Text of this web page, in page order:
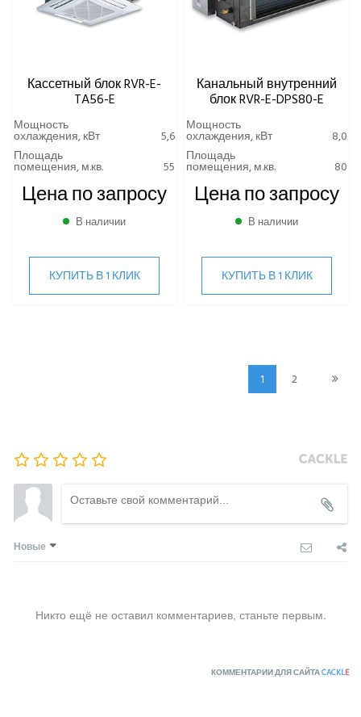
Кассетный блок RVR-E-
TA56-E
Мощность
охлаждения, кВт
5,6
Площадь
помещения, м.кв. 55
Цена по запросу
В наличии
КУПИТЬ В 1 КЛИК
Канальный внутренний
блок RVR-E-DPS80-E
Мощность
охлаждения, кВт
8,0
Площадь
помещения, м.кв. 80
Цена по запросу
В наличии
КУПИТЬ В 1 КЛИК
1 2
Новые
Никто ещё не оставил комментариев, станьте первым.
КОММЕНТАРИИ ДЛЯ САЙТАCACKLE